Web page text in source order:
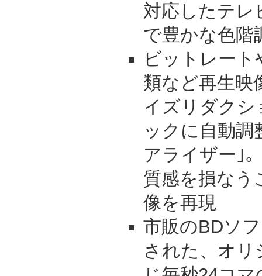
対応したテレ
で豊かな色階
ビットレー
類など再生映
イズリダク
ックに自動
アライザー｣
質感を損なう
像を再現
市販のBDソ
された、オ